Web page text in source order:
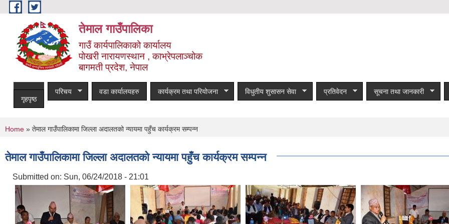
Skip to main content
तेमाल गाउँपालिका
गाउँ कार्यपालिकाको कार्यालय
पोखरी नारायणस्थान , काभ्रेपलाञ्चोक ‌‌‍‍‍‍‍‍
बागमती प्रदेश, नेपाल
गृहपृष्ठ
परिचय वडा कार्यालयहरु कार्यक्रम तथा परियोजना विधुतीय शुसासन सेवा प्रतिवेदन सूचना तथा जानकारी
You are here
Home » तेमाल गाउँपालिकामा जिल्ला अदालतको न्यायमा पहुँच कार्यक्रम सम्पन्न
तेमाल गाउँपालिकामा जिल्ला अदालतको न्यायमा पहुँच कार्यक्रम सम्पन्न
Submitted on: Sun, 06/24/2018 - 21:01